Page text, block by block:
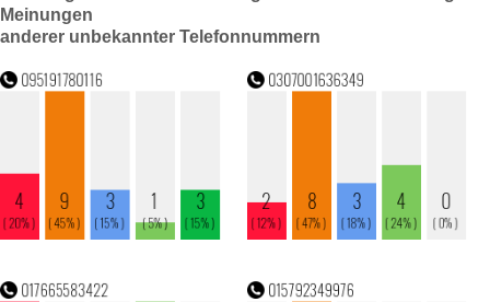
Meinungen
anderer unbekannter Telefonnummern